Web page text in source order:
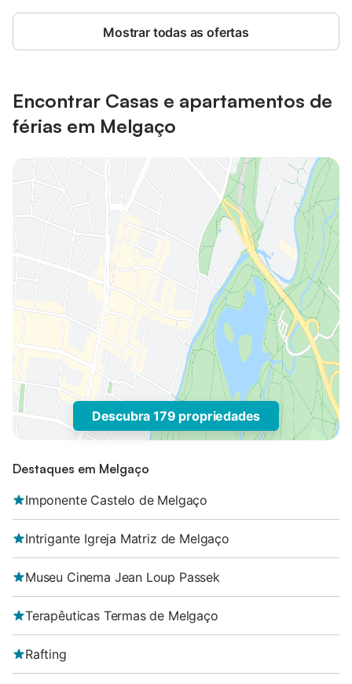
Mostrar todas as ofertas
Encontrar Casas e apartamentos de
férias em Melgaço
Descubra 179 propriedades
Destaques em Melgaço
Imponente Castelo de Melgaço
Intrigante Igreja Matriz de Melgaço
Museu Cinema Jean Loup Passek
Terapêuticas Termas de Melgaço
Rafting